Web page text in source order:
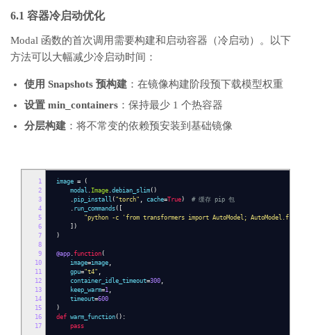
6.1 容器冷启动优化
Modal 函数的首次调用需要构建和启动容器（冷启动）。以下
方法可以大幅减少冷启动时间：
使用 Snapshots 预构建 ：在镜像构建阶段预下载模型权重
设置 min_containers ：保持最少 1 个热容器
分层构建 ：将不常变的依赖预安装到基础镜像
1
2
3
4
5
6
7
8
9
10
11
12
13
14
15
16
17
image =
(
modal . Image .debian_slim ()
.pip_install ( "torch" , cache=True)
# 缓存 pip 包
. run_commands ([
"python -c 'from transformers import AutoModel;
])
)
@app .function (
image=image ,
gpu="t4" ,
container_idle_timeout=300 ,
keep_warm=1 ,
timeout=600
)
def warm_function ():
pass